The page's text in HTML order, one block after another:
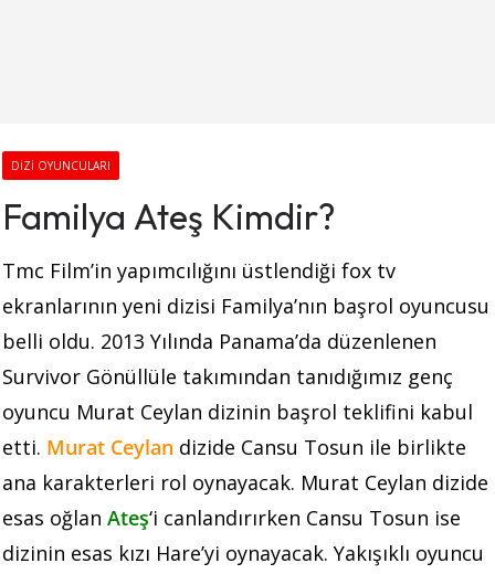
DIZI OYUNCULARI
Familya Ateş Kimdir?
Tmc Film’in yapımcılığını üstlendiği fox tv
ekranlarının yeni dizisi Familya’nın başrol oyuncusu
belli oldu. 2013 Yılında Panama’da düzenlenen
Survivor Gönüllüle takımından tanıdığımız genç
oyuncu Murat Ceylan dizinin başrol teklifini kabul
etti. Murat Ceylan dizide Cansu Tosun ile birlikte
ana karakterleri rol oynayacak. Murat Ceylan dizide
esas oğlan Ateş‘i canlandırırken Cansu Tosun ise
dizinin esas kızı Hare’yi oynayacak. Yakışıklı oyuncu